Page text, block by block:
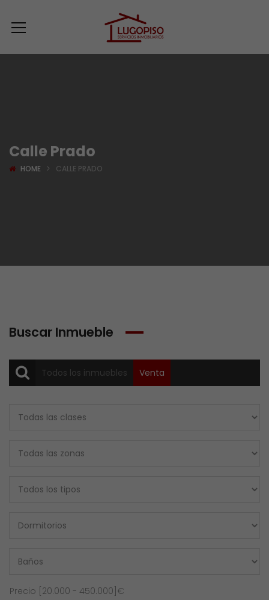
Calle Prado
HOME CALLE PRADO
Buscar Inmueble
Todos los inmuebles Venta
Precio [ 20.000 - 450.000 ]€